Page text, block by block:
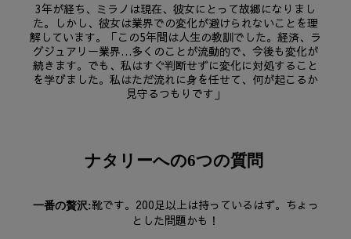
3年が経ち、ミラノは現在、彼女にとって故郷になりまし
た。しかし、彼女は業界での変化が避けられないことを理
解しています。「この5年間は人生の教訓でした。経済、ラ
グジュアリー業界…多くのことが流動的で、今後も変化が
続きます。でも、私はすぐ判断せずに変化に対処すること
を学びました。私はただ流れに身を任せて、何が起こるか
見守るつもりです」
ナタリーへの6つの質問
一番の贅沢:靴です。200足以上は持っているはず。ちょっ
とした問題かも！